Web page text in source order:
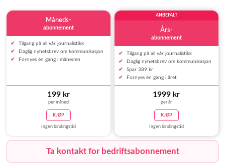
Måneds-
abonnement
Tilgang på all vår journalistikk
Daglig nyhetsbrev om kommunikasjon
Fornyes én gang i måneden
199 kr
per måned
KJØP
Ingen bindingstid
ANBEFALT
Års-
abonnement
Tilgang på all vår journalistikk
Daglig nyhetsbrev om kommunikasjon
Spar 389 kr
Fornyes én gang i året
1999 kr
per år
KJØP
Ingen bindingstid
Ta kontakt for bedriftsabonnement